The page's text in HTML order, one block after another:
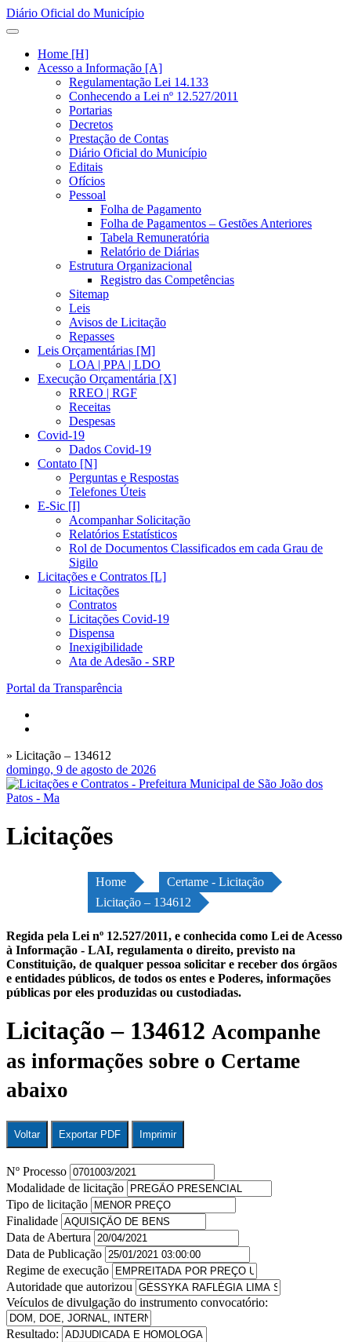
Diário Oficial do Município
Home [H]
Acesso a Informação [A]
Regulamentação Lei 14.133
Conhecendo a Lei nº 12.527/2011
Portarias
Decretos
Prestação de Contas
Diário Oficial do Município
Editais
Ofícios
Pessoal
Folha de Pagamento
Folha de Pagamentos – Gestões Anteriores
Tabela Remuneratória
Relatório de Diárias
Estrutura Organizacional
Registro das Competências
Sitemap
Leis
Avisos de Licitação
Repasses
Leis Orçamentárias [M]
LOA | PPA | LDO
Execução Orçamentária [X]
RREO | RGF
Receitas
Despesas
Covid-19
Dados Covid-19
Contato [N]
Perguntas e Respostas
Telefones Úteis
E-Sic [I]
Acompanhar Solicitação
Relatórios Estatísticos
Rol de Documentos Classificados em cada Grau de
Sigilo
Licitações e Contratos [L]
Licitações
Contratos
Licitações Covid-19
Dispensa
Inexigibilidade
Ata de Adesão - SRP
Portal da Transparência
» Licitação – 134612
domingo, 9 de agosto de 2026
Licitações
Home
Certame - Licitação
Licitação – 134612
Regida pela Lei nº 12.527/2011, e conhecida como Lei de Acesso
à Informação - LAI, regulamenta o direito, previsto na
Constituição, de qualquer pessoa solicitar e receber dos órgãos
e entidades públicos, de todos os entes e Poderes, informações
públicas por eles produzidas ou custodiadas.
Licitação – 134612 Acompanhe
as informações sobre o Certame
abaixo
Voltar Exportar PDF Imprimir
Nº Processo
Modalidade de licitação
Tipo de licitação
Finalidade
Data de Abertura
Data de Publicação
Regime de execução
Autoridade que autorizou
Veículos de divulgação do instrumento convocatório:
Resultado: